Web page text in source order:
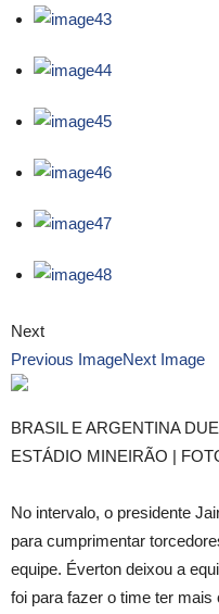
Next
Previous ImageNext Image
BRASIL E ARGENTINA
ESTÁDIO MINEIRÃO |
No intervalo, o presidente
para cumprimentar
equipe. Éverton deixou a
foi para fazer o time ter mais